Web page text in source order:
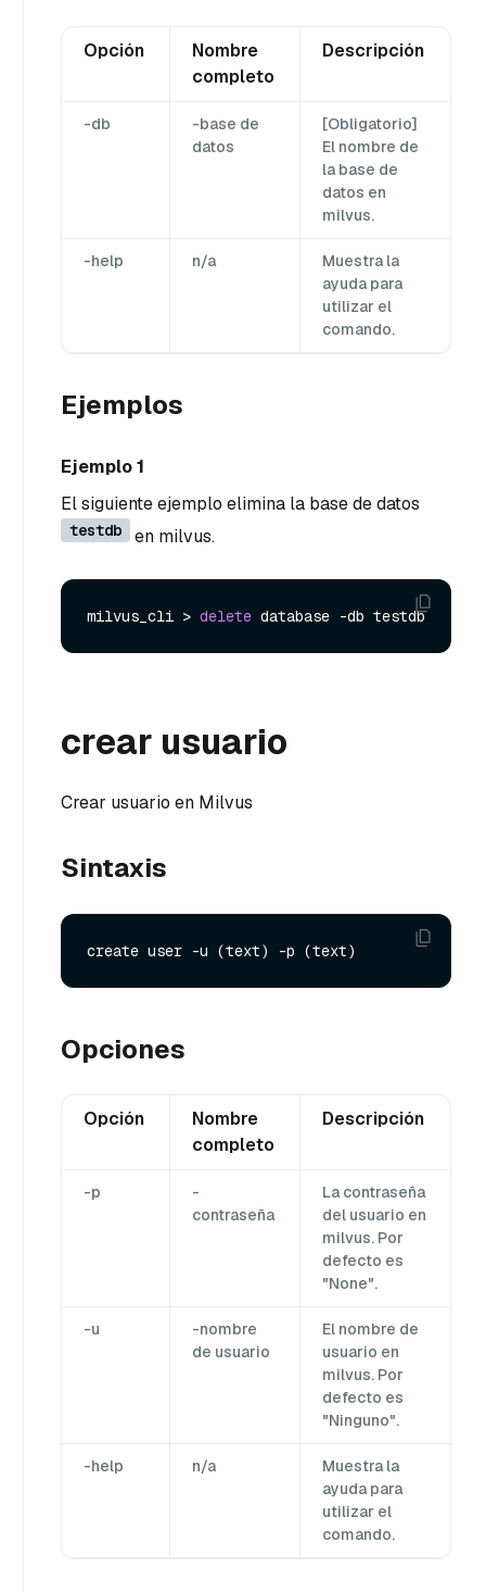
Opción
Nombre
completo
Descripción
-db
-base de
datos
[Obligatorio]
El nombre de
la base de
datos en
milvus.
-help n/a
Muestra la
ayuda para
utilizar el
comando.
Ejemplos
Ejemplo 1
El siguiente ejemplo elimina la base de datos
testdb en milvus.
milvus_cli > delete
crear usuario
Crear usuario en Milvus
Sintaxis
Opciones
Opción
Nombre
completo
Descripción
-p
-
contraseña
La contraseña
del usuario en
milvus. Por
defecto es
"None".
-u
-nombre
de usuario
El nombre de
usuario en
milvus. Por
defecto es
"Ninguno".
-help n/a
Muestra la
ayuda para
utilizar el
comando.